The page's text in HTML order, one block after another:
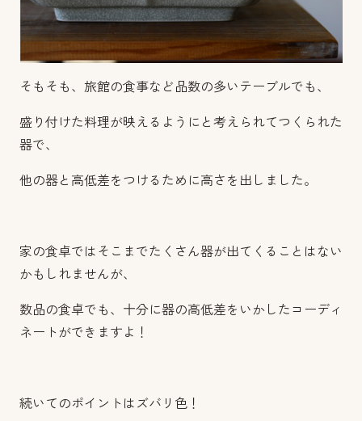
そもそも、旅館の食事など品数の多いテーブルでも、
盛り付けた料理が映えるようにと考えられてつくられた
器で、
他の器と高低差をつけるために高さを出しました。
家の食卓ではそこまでたくさん器が出てくることはない
かもしれませんが、
数品の食卓でも、十分に器の高低差をいかしたコーディ
ネートができますよ！
続いてのポイントはズバリ色！